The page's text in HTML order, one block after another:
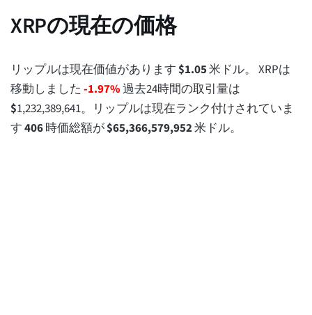
XRPの現在の価格
リップルは現在価値があります$1.05米ドル。 XRPは
移動しました-1.97%過去24時間の取引量は
$1,232,389,641。リップルは現在ランク付けされていま
す406時価総額が$65,366,579,952米ドル。